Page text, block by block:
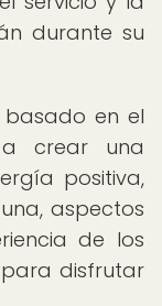
durante su
basado en el
a crear una
positiva,
aspectos
de los
para disfrutar